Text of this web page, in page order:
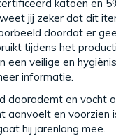
katoen en
jij zeker dat dit
doordat er
tijdens het
een veilige en
informatie.
doorademt en vocht
aanvoelt en voorzien
hij jarenlang mee.